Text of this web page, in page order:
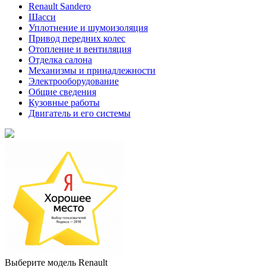
Renault Sandero
Шасси
Уплотнение и шумоизоляция
Привод передних колес
Отопление и вентиляция
Отделка салона
Механизмы и принадлежности
Электрооборудование
Общие сведения
Кузовные работы
Двигатель и его системы
Выберите модель Renault